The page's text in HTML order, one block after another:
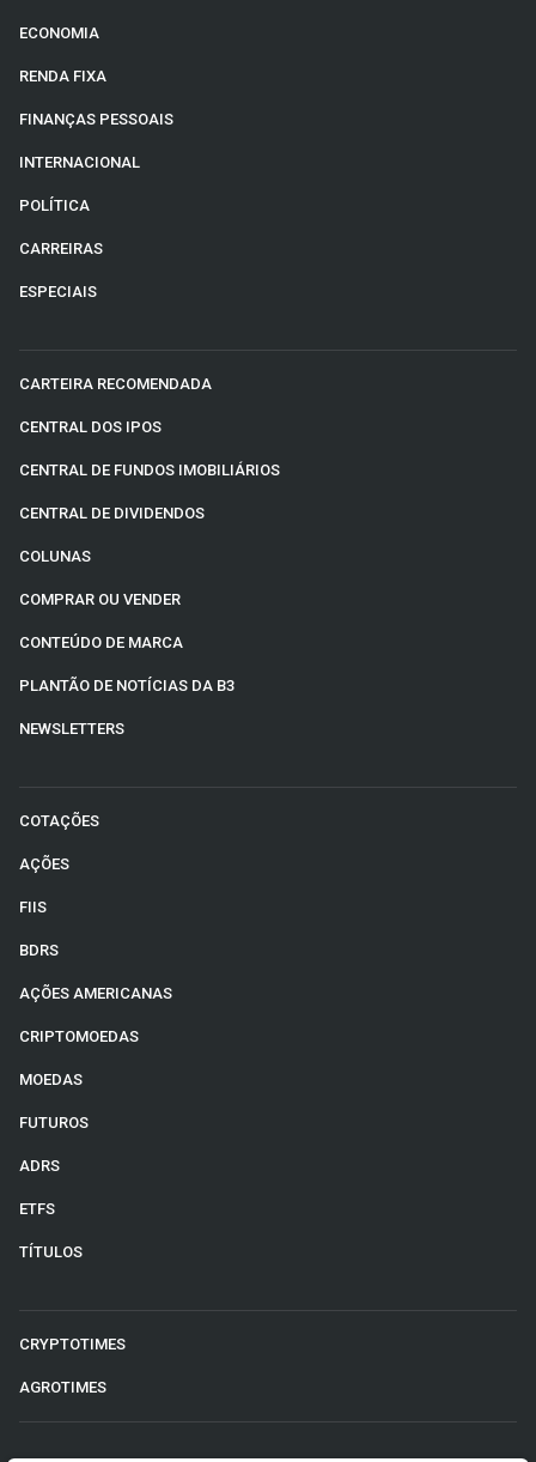
ECONOMIA
RENDA FIXA
FINANÇAS PESSOAIS
INTERNACIONAL
POLÍTICA
CARREIRAS
ESPECIAIS
CARTEIRA RECOMENDADA
CENTRAL DOS IPOS
CENTRAL DE FUNDOS IMOBILIÁRIOS
CENTRAL DE DIVIDENDOS
COLUNAS
COMPRAR OU VENDER
CONTEÚDO DE MARCA
PLANTÃO DE NOTÍCIAS DA B3
NEWSLETTERS
COTAÇÕES
AÇÕES
FIIS
BDRS
AÇÕES AMERICANAS
CRIPTOMOEDAS
MOEDAS
FUTUROS
ADRS
ETFS
TÍTULOS
CRYPTOTIMES
AGROTIMES